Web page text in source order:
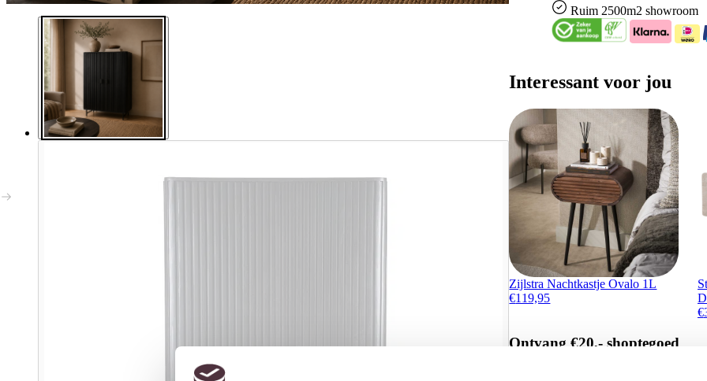
Ruim 2500m2 showroom
Interessant voor jou
Zijlstra Nachtkastje Ovalo 1L
€119,95
€
Ontvang €20,- shoptegoed
Meldt u aan voor onze nieuwsbrief